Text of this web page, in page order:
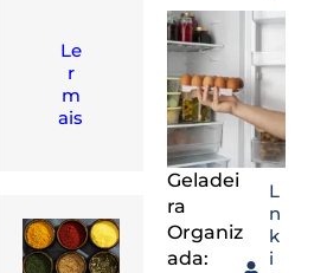
Le
r
m
ais
Geladei
ra
Organiz
ada:
L
n
k
i